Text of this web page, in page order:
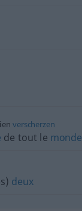
verscherzen
de tout le monde
deux